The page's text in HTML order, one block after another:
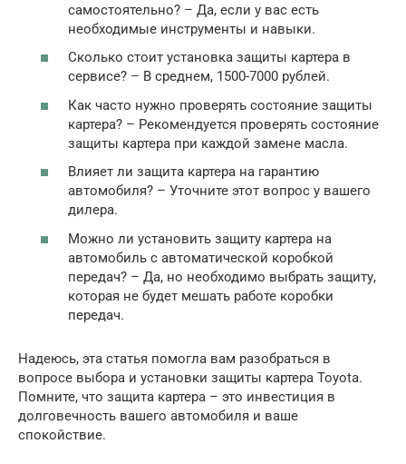
самостоятельно? – Да, если у вас есть
необходимые инструменты и навыки.
Сколько стоит установка защиты картера в
сервисе? – В среднем, 1500-7000 рублей.
Как часто нужно проверять состояние защиты
картера? – Рекомендуется проверять состояние
защиты картера при каждой замене масла.
Влияет ли защита картера на гарантию
автомобиля? – Уточните этот вопрос у вашего
дилера.
Можно ли установить защиту картера на
автомобиль с автоматической коробкой
передач? – Да, но необходимо выбрать защиту,
которая не будет мешать работе коробки
передач.
Надеюсь, эта статья помогла вам разобраться в
вопросе выбора и установки защиты картера Toyota.
Помните, что защита картера – это инвестиция в
долговечность вашего автомобиля и ваше
спокойствие.